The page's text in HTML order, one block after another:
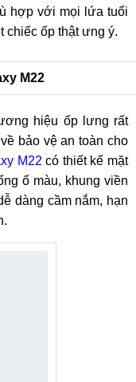
hợp với mọi lứa tuổi
chiếc ốp thật ưng ý.
M22
hiệu ốp lưng rất
bảo vệ an toàn cho
M22 có thiết kế mặt
ố màu, khung viền
dàng cầm nắm, hạn